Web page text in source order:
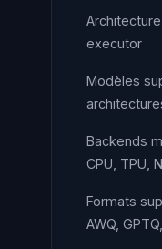
executor
Modèles
Backends
CPU, TPU,
Formats
AWQ,